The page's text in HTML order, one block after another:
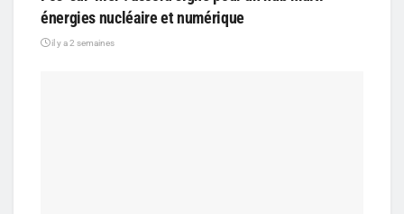
énergies nucléaire et numérique
il y a 2 semaines